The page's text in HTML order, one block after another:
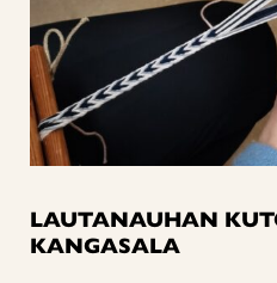
LAUTANAUHAN
KANGASALA